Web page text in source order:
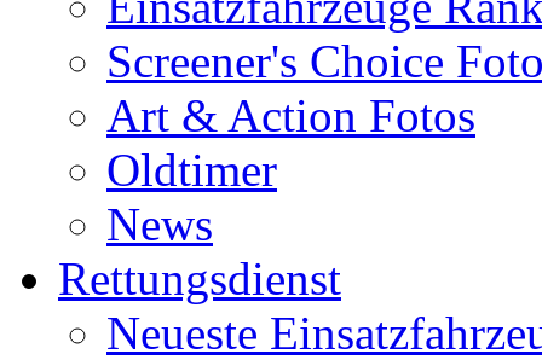
Screener's Choice
Art & Action Fotos
Oldtimer
News
Rettungsdienst
Neueste